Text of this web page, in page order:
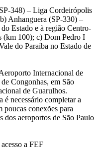
348) – Liga Cordeirópolis
Anhanguera (SP-330) –
Estado e à região Centro-
(km 100); c) Dom Pedro I
do Paraíba no Estado de
Internacional de
Congonhas, em São
de Guarulhos.
necessário completar a
poucas conexões para
dos aeroportos de São Paulo
a FEF